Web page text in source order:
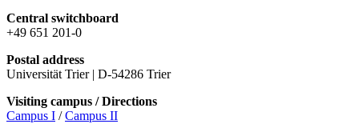
Central switchboard
+49 651 201-0
Postal address
Universität Trier | D-54286 Trier
Visiting campus / Directions
Campus I /Campus II